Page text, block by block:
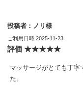
投稿者：ノリ様
ご利用日時 2025-11-23
評価 ★★★★★
マッサージがとても丁寧
た。